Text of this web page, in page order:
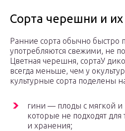
Сорта черешни и
Ранние сорта обычно быстро
употребляются свежими, не
Цветная черешня, сортаУ
всегда меньше, чем у
культурные сорта поделены
гини — плоды с мягкой
которые не подходят для
и хранения;